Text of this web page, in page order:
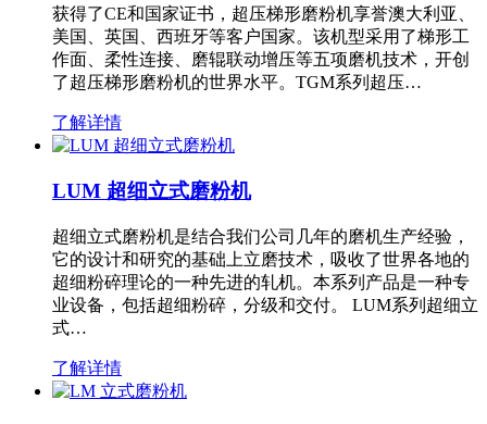
获得了CE和国家证书，超压梯形磨粉机享誉澳大利亚、
美国、英国、西班牙等客户国家。该机型采用了梯形工
作面、柔性连接、磨辊联动增压等五项磨机技术，开创
了超压梯形磨粉机的世界水平。TGM系列超压…
了解详情
LUM 超细立式磨粉机
超细立式磨粉机是结合我们公司几年的磨机生产经验，
它的设计和研究的基础上立磨技术，吸收了世界各地的
超细粉碎理论的一种先进的轧机。本系列产品是一种专
业设备，包括超细粉碎，分级和交付。 LUM系列超细立
式…
了解详情